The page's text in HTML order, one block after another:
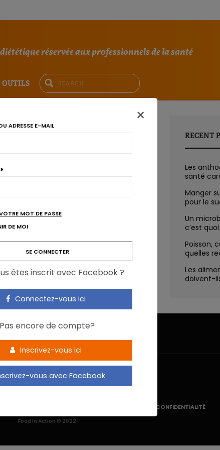
réservée aux professionnels de la santé
OUTILS
RECENT
Les
santé
Manger
pour le
Un
c’est quoi
Poisson,
quelles
Les
doivent-
×
ADRESSE E-MAIL
MOT DE PASSE
DE MOI
êtes inscrit avec Facebook ?
Connectez-vous ici
Pas encore de compte?
Inscrivez-vous ici
vous avec Facebook
POLITIQUE DE CONFIDENTIALITÉ
Food In Action © 2022